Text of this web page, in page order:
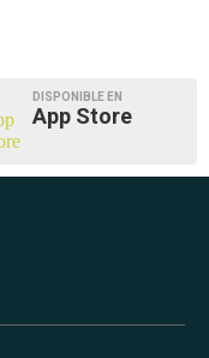
DISPONIBLE EN
App Store